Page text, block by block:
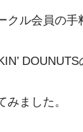
クル会員の
みました。